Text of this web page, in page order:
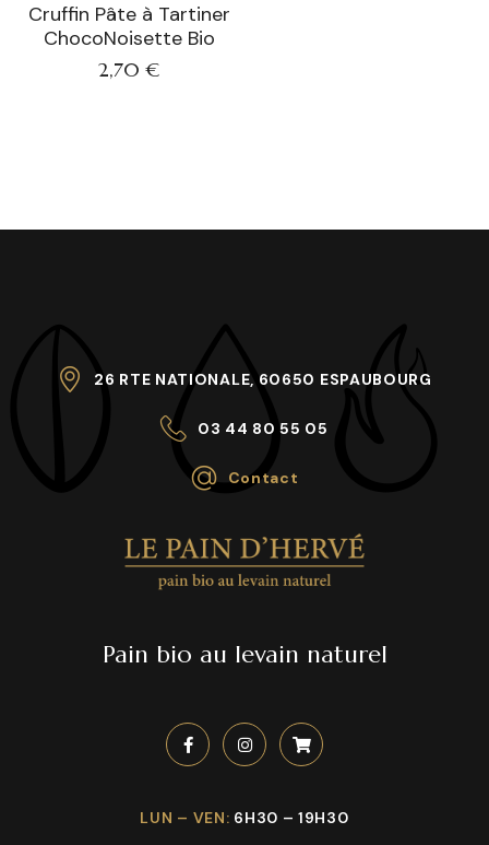
Cruffin Pâte à Tartiner
ChocoNoisette Bio
2,70 €
26 RTE NATIONALE, 60650 ESPAUBOURG
03 44 80 55 05
Contact
Pain bio au levain naturel
LUN – VEN: 6H30 – 19H30